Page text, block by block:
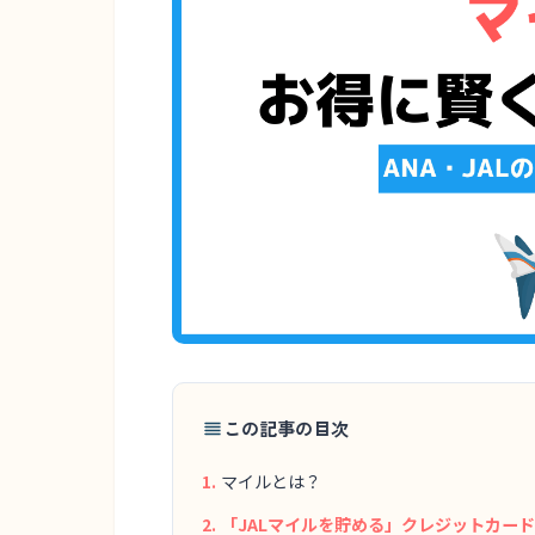
この記事の目次
マイルとは？
「JALマイルを貯める」クレジットカー